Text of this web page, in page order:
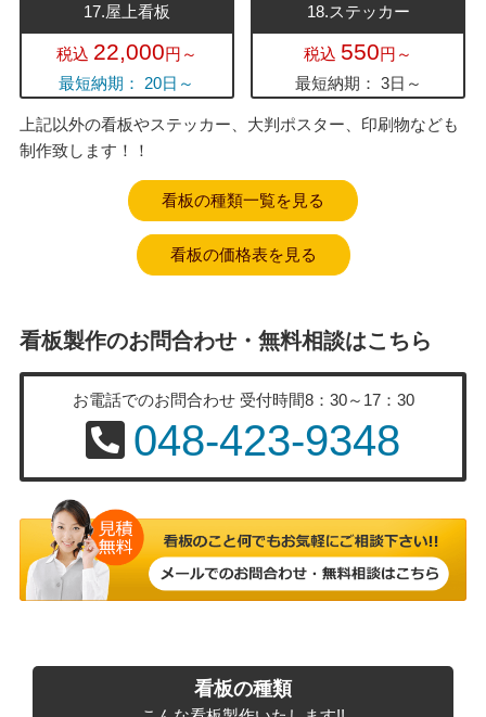
17.屋上看板
税込 22,000円～
最短納期： 20日～
18.ステッカー
税込 550円～
最短納期： 3日～
上記以外の看板やステッカー、大判ポスター、印刷物なども
制作致します！！
看板の種類一覧を見る
看板の価格表を見る
看板製作のお問合わせ・無料相談はこちら
お電話でのお問合わせ 受付時間8：30～17：30
048-423-9348
看板の種類